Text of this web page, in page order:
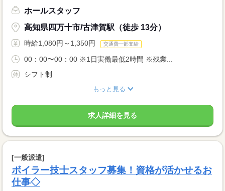
ホールスタッフ
高知県四万十市/古津賀駅（徒歩 13分）
時給1,080円～1,350円 交通費一部支給
00：00〜00：00 ※1日実働最低2時間 ※残業...
シフト制
もっと見る
求人詳細を見る
[一般派遣]
ボイラー技士スタッフ募集！資格が活かせるお
仕事◇